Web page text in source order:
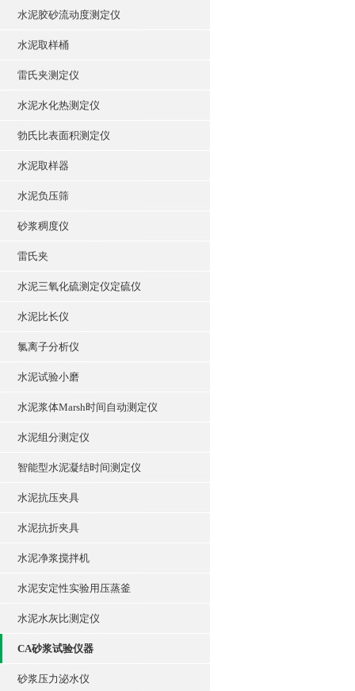
水泥胶砂流动度测定仪
水泥取样桶
雷氏夹测定仪
水泥水化热测定仪
勃氏比表面积测定仪
水泥取样器
水泥负压筛
砂浆稠度仪
雷氏夹
水泥三氧化硫测定仪定硫仪
水泥比长仪
氯离子分析仪
水泥试验小磨
水泥浆体Marsh时间自动测定仪
水泥组分测定仪
智能型水泥凝结时间测定仪
水泥抗压夹具
水泥抗折夹具
水泥净浆搅拌机
水泥安定性实验用压蒸釜
水泥水灰比测定仪
CA砂浆试验仪器
砂浆压力泌水仪